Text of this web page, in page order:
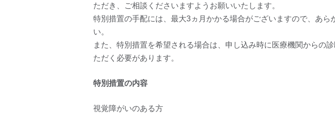
ただき、ご相談くださいますようお願いいたします。
特別措置の手配には、最大3ヵ月かかる場合がございますので、あら
い。
また、特別措置を希望される場合は、申し込み時に医療機関からの
ただく必要があります。
特別措置の内容
視覚障がいのある方